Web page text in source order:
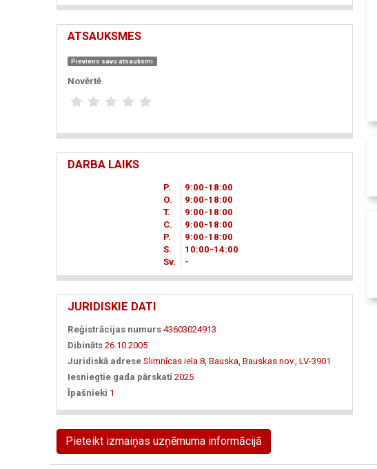
ATSAUKSMES
Pievieno savu atsauksmi
Novērtē
DARBA LAIKS
P. 9 00-18 00
O.
9 00-18 00
T.
9 00-18 00
C.
9 00-18 00
P.
9 00-18 00
S.
10 00-14 00
Sv.
-
JURIDISKIE DATI
Reģistrācijas numurs 43603024913
Dibināts 26.10.2005
Juridiskā adrese Slimnīcas iela 8, Bauska, Bauskas nov., LV-3901
Iesniegtie gada pārskati 2025
Īpašnieki 1
Pieteikt izmaiņas uzņēmuma informācijā